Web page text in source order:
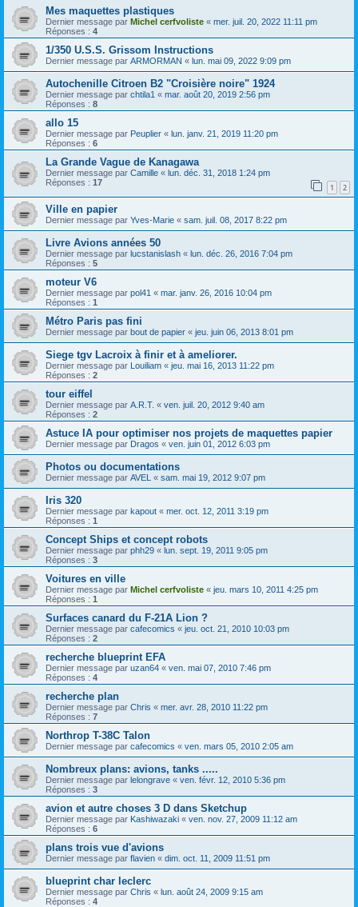
Mes maquettes plastiques
Dernier message par Michel cerfvoliste « mer. juil. 20, 2022 11:11 pm
Réponses : 4
1/350 U.S.S. Grissom Instructions
Dernier message par ARMORMAN « lun. mai 09, 2022 9:09 pm
Autochenille Citroen B2 "Croisière noire" 1924
Dernier message par chtila1 « mar. août 20, 2019 2:56 pm
Réponses : 8
allo 15
Dernier message par Peuplier « lun. janv. 21, 2019 11:20 pm
Réponses : 6
La Grande Vague de Kanagawa
Dernier message par Camille « lun. déc. 31, 2018 1:24 pm
Réponses : 17 1 2
Ville en papier
Dernier message par Yves-Marie « sam. juil. 08, 2017 8:22 pm
Livre Avions années 50
Dernier message par lucstanislash « lun. déc. 26, 2016 7:04 pm
Réponses : 5
moteur V6
Dernier message par pol41 « mar. janv. 26, 2016 10:04 pm
Réponses : 1
Métro Paris pas fini
Dernier message par bout de papier « jeu. juin 06, 2013 8:01 pm
Siege tgv Lacroix à finir et à ameliorer.
Dernier message par Louiliam « jeu. mai 16, 2013 11:22 pm
Réponses : 2
tour eiffel
Dernier message par A.R.T. « ven. juil. 20, 2012 9:40 am
Réponses : 2
Astuce IA pour optimiser nos projets de maquettes papier
Dernier message par Dragos « ven. juin 01, 2012 6:03 pm
Photos ou documentations
Dernier message par AVEL « sam. mai 19, 2012 9:07 pm
Iris 320
Dernier message par kapout « mer. oct. 12, 2011 3:19 pm
Réponses : 1
Concept Ships et concept robots
Dernier message par phh29 « lun. sept. 19, 2011 9:05 pm
Réponses : 3
Voitures en ville
Dernier message par Michel cerfvoliste « jeu. mars 10, 2011 4:25 pm
Réponses : 1
Surfaces canard du F-21A Lion ?
Dernier message par cafecomics « jeu. oct. 21, 2010 10:03 pm
Réponses : 2
recherche blueprint EFA
Dernier message par uzan64 « ven. mai 07, 2010 7:46 pm
Réponses : 4
recherche plan
Dernier message par Chris « mer. avr. 28, 2010 11:22 pm
Réponses : 7
Northrop T-38C Talon
Dernier message par cafecomics « ven. mars 05, 2010 2:05 am
Nombreux plans: avions, tanks .....
Dernier message par lelongrave « ven. févr. 12, 2010 5:36 pm
Réponses : 3
avion et autre choses 3 D dans Sketchup
Dernier message par Kashiwazaki « ven. nov. 27, 2009 11:12 am
Réponses : 6
plans trois vue d'avions
Dernier message par flavien « dim. oct. 11, 2009 11:51 pm
blueprint char leclerc
Dernier message par Chris « lun. août 24, 2009 9:15 am
Réponses : 4